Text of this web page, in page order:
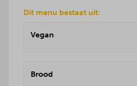
Dit menu bestaat uit:
Vegan
Brood